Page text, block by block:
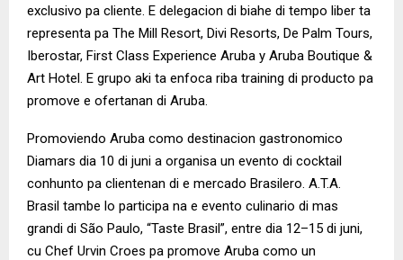
exclusivo pa cliente. E delegacion di biahe di tempo liber ta
representa pa The Mill Resort, Divi Resorts, De Palm Tours,
Iberostar, First Class Experience Aruba y Aruba Boutique &
Art Hotel. E grupo aki ta enfoca riba training di producto pa
promove e ofertanan di Aruba.
Promoviendo Aruba como destinacion gastronomico
Diamars dia 10 di juni a organisa un evento di cocktail
conhunto pa clientenan di e mercado Brasilero. A.T.A.
Brasil tambe lo participa na e evento culinario di mas
grandi di São Paulo, “Taste Brasil”, entre dia 12–15 di juni,
cu Chef Urvin Croes pa promove Aruba como un